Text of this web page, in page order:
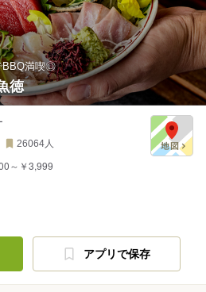
BBQ満喫◎
徳
26064人
～￥3,999
アプリで保存